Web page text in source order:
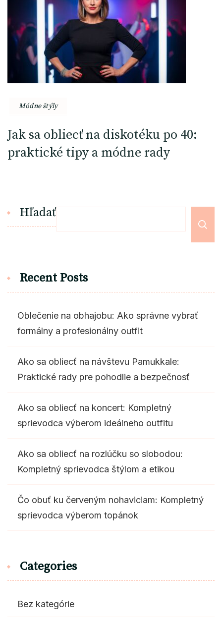
Módne štýly
Jak sa obliecť na diskotéku po 40:
praktické tipy a módne rady
Hľadať
Recent Posts
Oblečenie na obhajobu: Ako správne vybrať
formálny a profesionálny outfit
Ako sa obliecť na návštevu Pamukkale:
Praktické rady pre pohodlie a bezpečnosť
Ako sa obliecť na koncert: Kompletný
sprievodca výberom ideálneho outfitu
Ako sa obliecť na rozlúčku so slobodou:
Kompletný sprievodca štýlom a etikou
Čo obuť ku červeným nohaviciam: Kompletný
sprievodca výberom topánok
Categories
Bez kategórie